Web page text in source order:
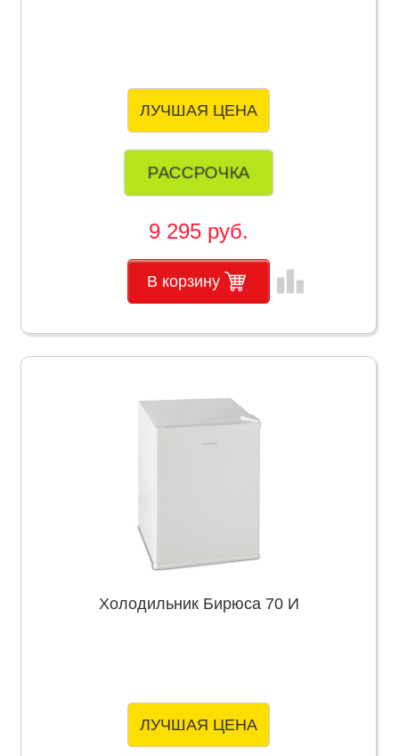
ЛУЧШАЯ ЦЕНА
РАССРОЧКА
9 295 руб.
В корзину leaderboard
Холодильник Бирюса 70 И
ЛУЧШАЯ ЦЕНА